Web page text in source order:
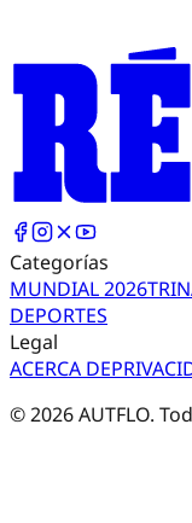
Categorías
MUNDIAL 2026TRI
DEPORTES
Legal
ACERCA DE
©2026AUTFLO.